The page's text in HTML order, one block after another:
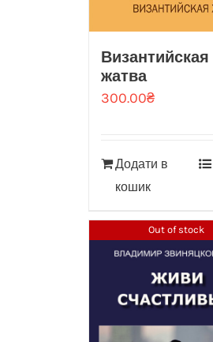
Византийская
жатва
300.00₴
Додати в
кошик
Out of stock